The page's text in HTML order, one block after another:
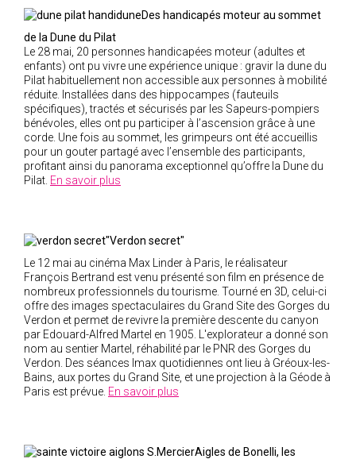
2020
2021
2018
2017
2016
2015
2014
2012
2011
2009
2008
2007
2006
2005
2004
Des handicapés moteur au sommet
de la Dune du Pilat
Le 28 mai, 20 personnes handicapées moteur (adultes et
enfants) ont pu vivre une expérience unique : gravir la dune du
Pilat habituellement non accessible aux personnes à mobilité
réduite. Installées dans des hippocampes (fauteuils
spécifiques), tractés et sécurisés par les Sapeurs-pompiers
bénévoles, elles ont pu participer à l’ascension grâce à une
corde. Une fois au sommet, les grimpeurs ont été accueillis
pour un gouter partagé avec l’ensemble des participants,
profitant ainsi du panorama exceptionnel qu’offre la Dune du
Pilat. En savoir plus
"Verdon secret"
Le 12 mai au cinéma Max Linder à Paris, le réalisateur
François Bertrand est venu présenté son film en présence de
nombreux professionnels du tourisme. Tourné en 3D, celui-ci
offre des images spectaculaires du Grand Site des Gorges du
Verdon et permet de revivre la première descente du canyon
par Edouard-Alfred Martel en 1905. L'explorateur a donné son
nom au sentier Martel, réhabilité par le PNR des Gorges du
Verdon. Des séances Imax quotidiennes ont lieu à Gréoux-les-
Bains, aux portes du Grand Site, et une projection à la Géode à
Paris est prévue. En savoir plus
Aigles de Bonelli, les